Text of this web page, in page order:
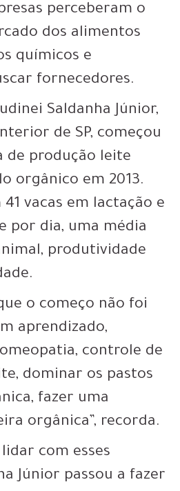
perceberam o
dos alimentos
químicos e
fornecedores.
Saldanha Júnior,
de SP, começou
de produção leite
orgânico em 2013.
vacas em lactação e
por dia, uma média
produtividade
o começo não foi
aprendizado,
controle de
dominar os pastos
fazer uma
orgânica”, recorda.
com esses
Júnior passou a fazer